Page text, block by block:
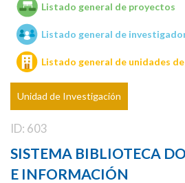
Unidades de investigación
Listado general de proyectos
Listado general de
Listado general de unidades
Unidad de Investigación
ID: 603
SISTEMA BIBLIOTECA
E INFORMACIÓN